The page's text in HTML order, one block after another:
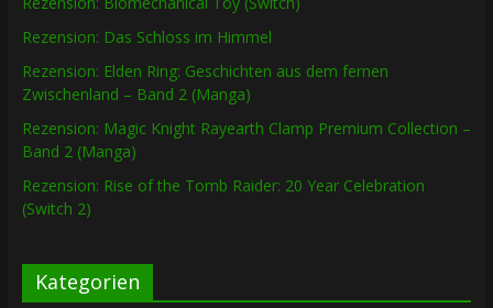
Rezension: Das Schloss im Himmel
Rezension: Elden Ring: Geschichten aus dem fernen
Zwischenland – Band 2 (Manga)
Rezension: Magic Knight Rayearth Clamp Premium Collection –
Band 2 (Manga)
Rezension: Rise of the Tomb Raider: 20 Year Celebration
(Switch 2)
Kategorien